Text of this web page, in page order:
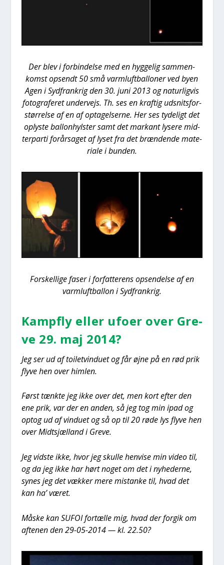
Der blev i for­bin­del­se med en hyg­ge­lig sam­men­
komst opsendt 50 små varm­luft­bal­lo­ner ved byen
Agen i Syd­frank­rig den 30. juni 2013 og natur­lig­vis
foto­gra­fe­ret under­vejs. Th. ses en kraf­tig udsnits­for­
stør­rel­se af en af opta­gel­ser­ne. Her ses tyde­ligt det
oply­ste bal­lon­hyl­ster samt det mar­kant lyse­re mid­
ter­par­ti for­år­sa­get af lyset fra det bræn­den­de mate­
ri­a­le i bun­den.
For­skel­li­ge faser i for­fat­te­rens opsen­del­se af en
varm­luft­bal­lon i Syd­frank­rig.
Kamp­fly eller ufo­er over Gre­
ve 29. maj 2014?
Jeg ser ud af toiletvin­du­et og får øjne på en rød prik
fly­ve hen over him­len.
Først tænk­te jeg ikke over det, men kort efter den
ene prik, var der en anden, så jeg tog min ipad og
optog ud af vin­du­et og så op til 20 røde lys fly­ve hen
over Midtsjæl­land i Gre­ve.
Jeg vid­ste ikke, hvor jeg skul­le hen­vi­se min video til,
og da jeg ikke har hørt noget om det i nyhe­der­ne,
synes jeg det væk­ker mere mistan­ke til, hvad det
kan ha’ været.
Måske kan SUFOI for­tæl­le mig, hvad der for­gik om
afte­nen den 29-05-2014 — kl. 22.50?